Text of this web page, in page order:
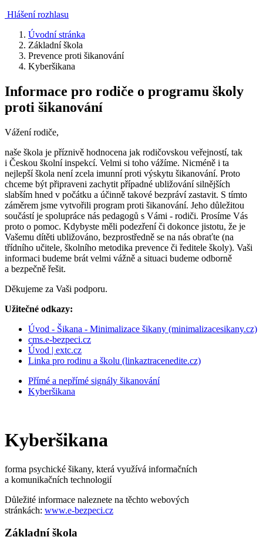
Hlášení rozhlasu
Úvodní stránka
Základní škola
Prevence proti šikanování
Kyberšikana
Informace pro rodiče o programu školy
proti šikanování
Vážení rodiče,
naše škola je příznivě hodnocena jak rodičovskou veřejností, tak
i Českou školní inspekcí. Velmi si toho vážíme. Nicméně i ta
nejlepší škola není zcela imunní proti výskytu šikanování. Proto
chceme být připraveni zachytit případné ubližování silnějších
slabším hned v počátku a účinně takové bezpráví zastavit. S tímto
záměrem jsme vytvořili program proti šikanování. Jeho důležitou
součástí je spolupráce nás pedagogů s Vámi - rodiči. Prosíme Vás
proto o pomoc. Kdybyste měli podezření či dokonce jistotu, že je
Vašemu dítěti ubližováno, bezprostředně se na nás obraťte (na
třídního učitele, školního metodika prevence či ředitele školy). Vaši
informaci budeme brát velmi vážně a situaci budeme odborně
a bezpečně řešit.
Děkujeme za Vaši podporu.
Užitečné odkazy:
Úvod - Šikana - Minimalizace šikany (minimalizacesikany.cz)
cms.e-bezpeci.cz
Úvod | extc.cz
Linka pro rodinu a školu (linkaztracenedite.cz)
Přímé a nepřímé signály šikanování
Kyberšikana
Kyberšikana
forma psychické šikany, která využívá informačních
a komunikačních technologií
Důležité informace naleznete na těchto webových
stránkách: www.e-bezpeci.cz
Základní škola